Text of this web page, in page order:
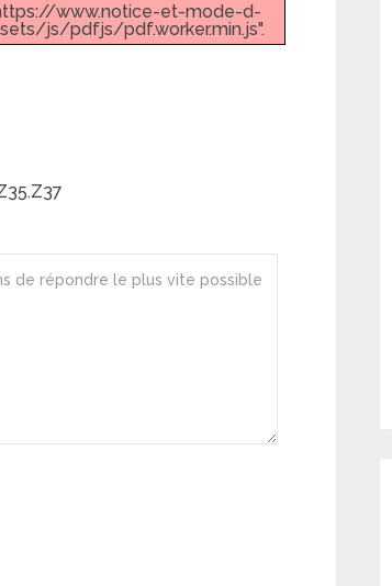
www.notice-et-mode-d-
js/pdfjs/pdf.worker.min.js".